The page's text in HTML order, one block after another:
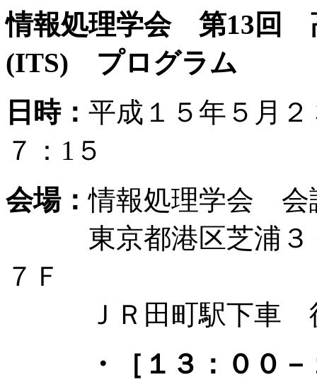
情報処理学会 第13回
(ITS) プログラム
日時： 平成１５年５月
７：1５
会場：情報処理学会 会
東京都港区芝浦３
７Ｆ
ＪＲ田町駅下車
・［１３：００